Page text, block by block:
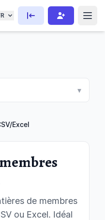
▾
Excel
de membres
ou Excel. Idéal